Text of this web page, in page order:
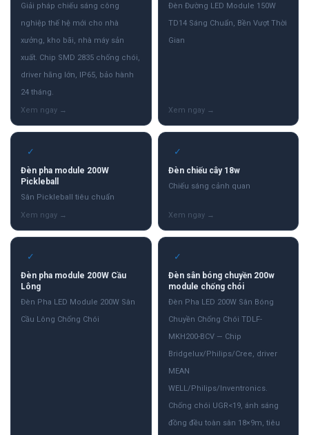
Giải pháp chiếu sáng công
nghiệp thế hệ mới cho nhà
xưởng, kho bãi, nhà máy sản
xuất. Chip SMD 2835 chống chói,
driver hãng lớn, IP65, bảo hành
24 tháng.
Đèn Đường LED Module 150W
TD14 Sáng Chuẩn, Bền Vượt Thời
Gian
✓
Đèn pha module 200W
Pickleball
Sân Pickleball tiêu chuẩn
✓
Đèn chiếu cây 18w
Chiếu sáng cảnh quan
✓
Đèn pha module 200W Cầu
Lông
Đèn Pha LED Module 200W Sân
Cầu Lông Chống Chói
✓
Đèn sân bóng chuyền 200w
module chống chói
Đèn Pha LED 200W Sân Bóng
Chuyền Chống Chói TDLF-
MKH200-BCV — Chip
Bridgelux/Philips/Cree, driver
MEAN
WELL/Philips/Inventronics.
Chống chói UGR<19, ánh sáng
đồng đều toàn sân 18×9m, tiêu